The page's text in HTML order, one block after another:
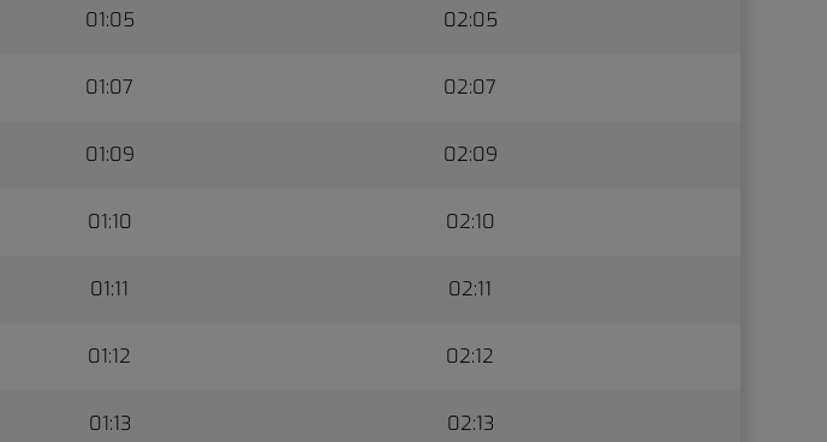
01:05 02:05
01:07 02:07
01:09 02:09
01:10 02:10
01:11 02:11
01:12 02:12
01:13 02:13